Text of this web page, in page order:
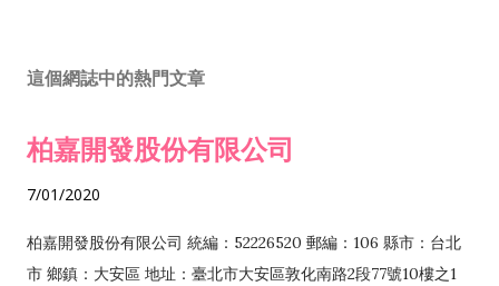
這個網誌中的熱門文章
柏嘉開發股份有限公司
7/01/2020
柏嘉開發股份有限公司 統編：52226520 郵編：106 縣市：台北
市 鄉鎮：大安區 地址：臺北市大安區敦化南路2段77號10樓之1